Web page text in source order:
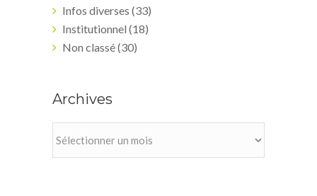
Infos diverses (33)
Institutionnel (18)
Non classé(30)
Archives